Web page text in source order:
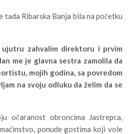
tada Ribarska Banja bila na početku
ujutru zahvalim direktoru i prvim
me je glavna sestra zamolila da
mojih godina, sa povredom
na svoju odluku da želim da se
očaranost obroncima Jastrepca,
ponude gostima koji vole